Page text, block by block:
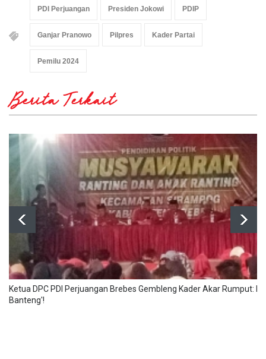
PDI Perjuangan Presiden Jokowi PDIP
Ganjar Pranowo Pilpres Kader Partai
Pemilu 2024
Berita Terkait
Ketua DPC PDI Perjuangan Brebes Gembleng Kader Akar Rumput:
Banteng'!